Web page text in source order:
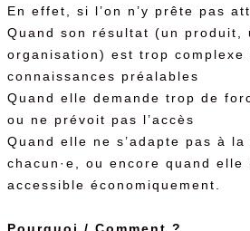
En effet, si l’on n’y prête pas
Quand son résultat (un produit,
organisation) est trop complexe
connaissances préalables
Quand elle demande trop de
ou ne prévoit pas l’accès
Quand elle ne s’adapte pas à
chacun·e, ou encore quand elle
accessible économiquement.
Pourquoi / Comment ?